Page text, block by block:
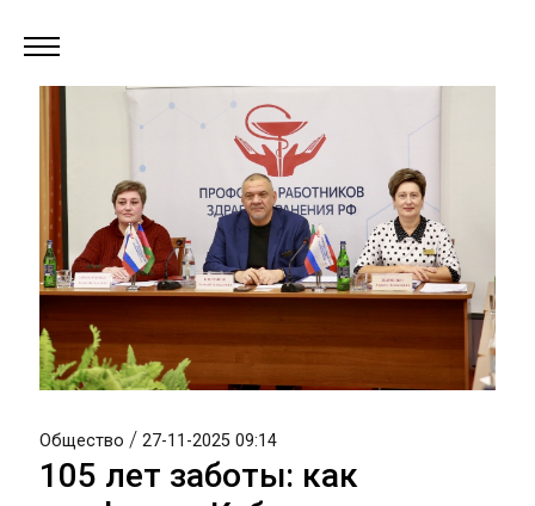
Общество / 27-11-2025 09:14
105 лет заботы: как